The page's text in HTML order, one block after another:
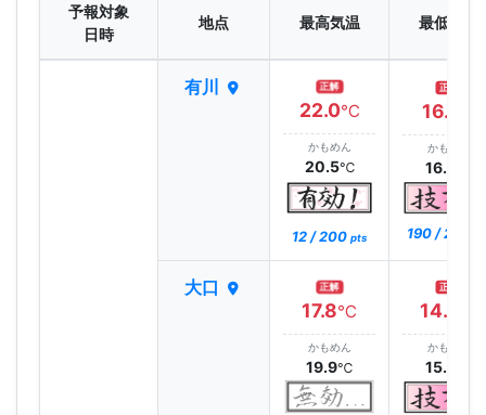
予報対象
日時
地点 最高気温 最低気温
有川 正解
22.0℃
かもめん
20.5℃
12 / 200 pts
正解
16.1
かもめん
16.3
190 / 200
大口 正解
17.8℃
かもめん
19.9℃
正解
14.7
かもめん
15.3